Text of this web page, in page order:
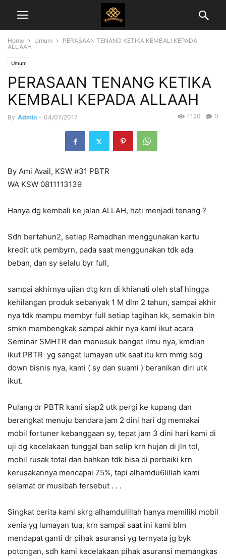
Home Umum
PERASAAN TENANG KETIKA KEMBALI KEPADA
ALLAAH
Umum
PERASAAN TENANG KETIKA
KEMBALI KEPADA ALLAAH
By Admin - 04/07/2017 0
1120
By Ami Avail, KSW #31 PBTR
WA KSW 0811113139
Hanya dg kembali ke jalan ALLAH, hati menjadi tenang ?
Sdh bertahun2, setiap Ramadhan menggunakan kartu
kredit utk pembyrn, pada saat menggunakan tdk ada
beban, dan sy selalu byr full,
sampai akhirnya ujian dtg krn di khianati oleh staf hingga
kehilangan produk sebanyak 1 M dlm 2 tahun, sampai akhir
nya tdk mampu membyr full setiap tagihan kk, semakin bln
smkn membengkak sampai akhir nya kami ikut acara
Seminar SMHTR dan menusuk banget ilmu nya, kmdian
ikut PBTR yg sangat lumayan utk saat itu krn mmg sdg
down bisnis nya, kami ( sy dan suami ) beranikan diri utk
ikut.
Pulang dr PBTR kami siap2 utk pergi ke kupang dan
berangkat menuju bandara jam 2 dini hari dg memakai
mobil fortuner kebanggaan sy, tepat jam 3 dini hari kami di
uji dg kecelakaan tunggal ban selip krn hujan di jln tol,
mobil rusak total dan bahkan tdk bisa di perbaiki krn
kerusakannya mencapai 75%, tapi alhamdu6lillah kami
selamat dr musibah tersebut . . .
Singkat cerita kami skrg alhamdulillah hanya memiliki mobil
xenia yg lumayan tua, krn sampai saat ini kami blm
mendapat ganti dr pihak asuransi yg ternyata jg byk
potongan, sdh kami kecelakaan pihak asuransi memangkas